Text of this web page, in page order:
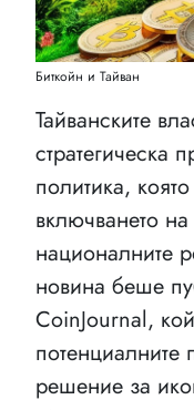
Биткойн и Тайван
Тайванските
стратегическа
политика,
включването на
националните
новина беше
CoinJournal,
решение за